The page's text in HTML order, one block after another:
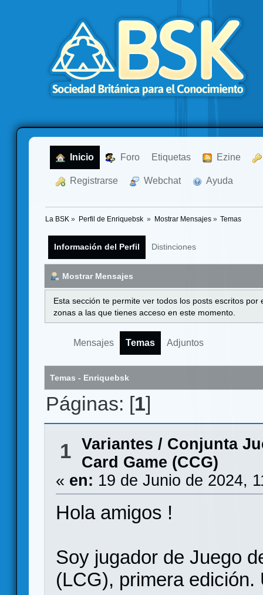
Inicio Foro Etiquetas Ezine
Registrarse Webchat Ayuda
La BSK » Perfil de Enriquebsk » Mostrar Mensajes» Temas
Información del Perfil Distinciones
Mostrar Mensajes
Esta sección te permite ver todos los posts escritos
zonas a las que tienes acceso en este momento.
Mensajes Temas Adjuntos
Temas - Enriquebsk
Páginas: [1]
1 Variantes / Conjunta
Card Game (CCG)
« en: 19 de Junio de 2024,
Hola amigos !
Soy jugador de Juego
(LCG), primera